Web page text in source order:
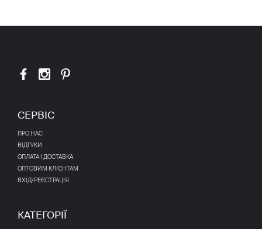
СЕРВІС
ПРО НАС
ВІДГУКИ
ОПЛАТА І ДОСТАВКА
ОПТОВИМ КЛІЄНТАМ
ВХІД/РЕЄСТРАЦІЯ
КАТЕГОРІЇ